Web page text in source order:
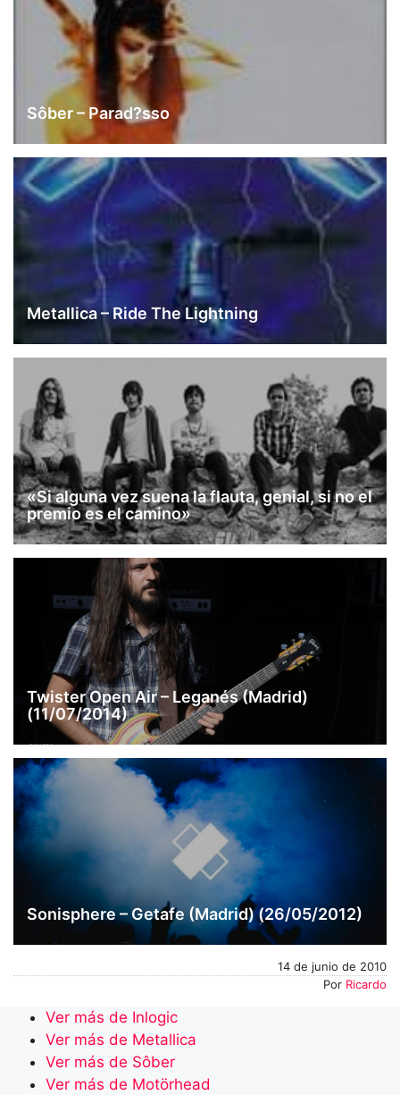
Sôber – Parad?sso
Metallica – Ride The Lightning
«Si alguna vez suena la flauta, genial, si no el
premio es el camino»
Twister Open Air – Leganés (Madrid)
(11/07/2014)
Sonisphere – Getafe (Madrid) (26/05/2012)
14 de junio de 2010
Por Ricardo
Ver más de Inlogic
Ver más de Metallica
Ver más de Sôber
Ver más de Motörhead